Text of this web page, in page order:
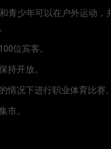
青少年可以在户外运动，
位宾客。
持开放。
情况下进行职业体育比赛。
市。